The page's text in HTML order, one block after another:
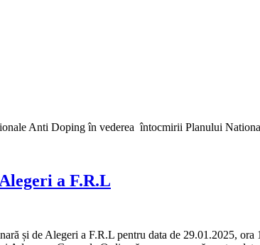
Anti Doping în vederea întocmirii Planului
a F.R.L
și de Alegeri a F.R.L pentru data de 29.01.2025,